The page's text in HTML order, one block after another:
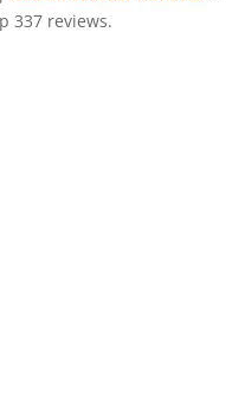
337 reviews.